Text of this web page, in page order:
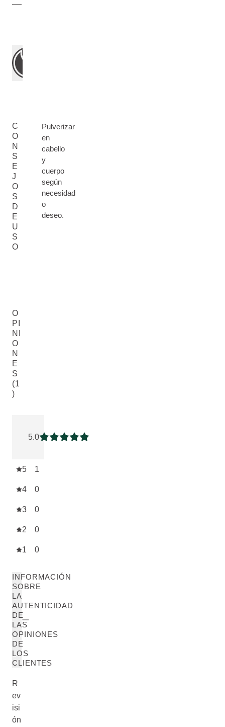
C
O
N
S
E
J
O
S
D
E
U
S
O
Pulverizar
en
cabello
y
cuerpo
según
necesidad
o
deseo.
O
PI
NI
O
N
E
S
(1
)
5.0
Puntuación: 5 / 5 estrellas
5 1
4 0
3 0
2 0
1 0
INFORMACIÓN
SOBRE
LA
AUTENTICIDAD
DE
LAS
OPINIONES
DE
LOS
CLIENTES
R
ev
isi
ón